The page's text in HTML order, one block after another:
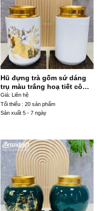
Hũ đựng trà gốm sứ dáng
trụ màu trắng hoạ tiết công
đào HDT-18
Giá: Liên hệ
Tối thiểu : 20 sản phẩm
Sản xuất 5 - 7 ngày